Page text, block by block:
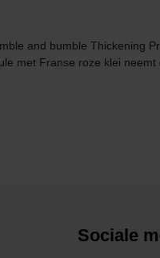
and bumble Thickening
met Franse roze klei neemt
Sociale